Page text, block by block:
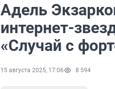
Адель
интернет-
«Случай с
15 августа 2025, 17:06 8 594